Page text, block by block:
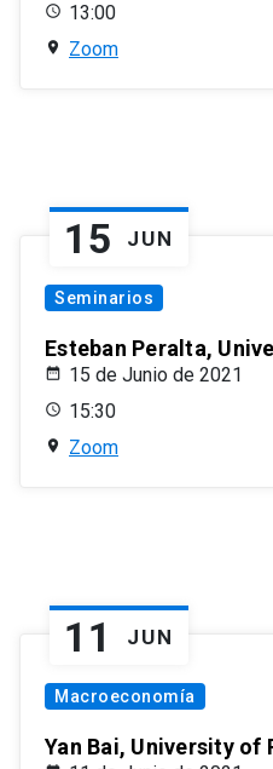
13:00
Zoom
15 JUN
Seminarios
Esteban Peralta,
15 de Junio de 2021
15:30
Zoom
11 JUN
Macroeconomía
Yan Bai, University of